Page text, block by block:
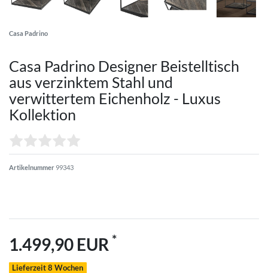
Casa Padrino
Casa Padrino Designer Beistelltisch
aus verzinktem Stahl und
verwittertem Eichenholz - Luxus
Kollektion
Artikelnummer 99343
1.499,90 EUR *
Lieferzeit 8 Wochen